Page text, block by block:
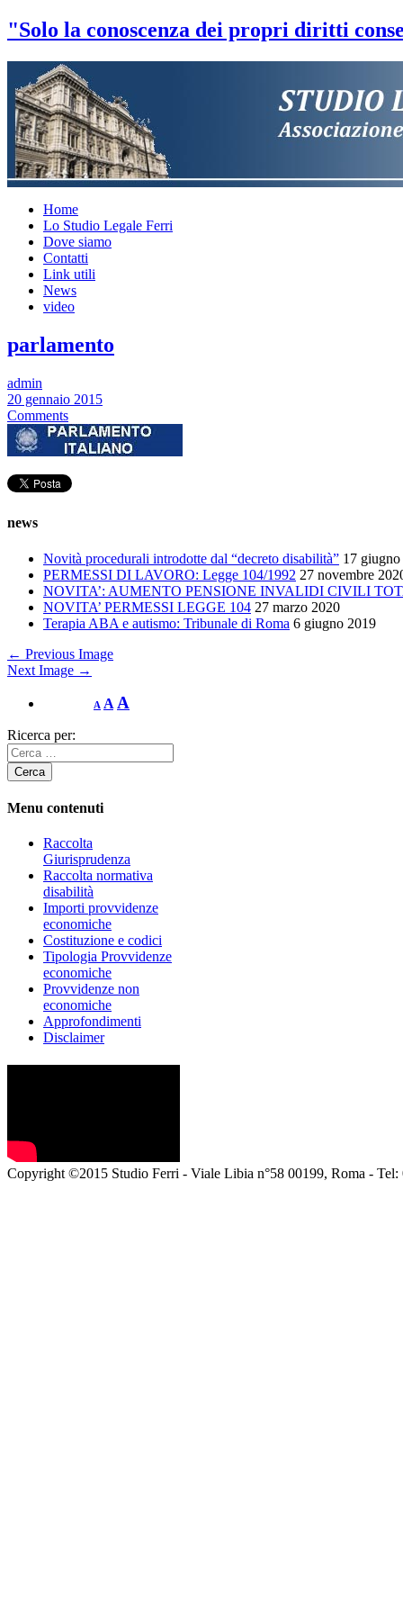
"Solo la conoscenza dei propri diritti
Home
Lo Studio Legale Ferri
Dove siamo
Contatti
Link utili
News
video
parlamento
admin
20 gennaio 2015
Comments
news
Novità procedurali introdotte dal “decreto disabilità” 17
PERMESSI DI LAVORO: Legge 104/1992 27 novembre
NOVITA’: AUMENTO PENSIONE INVALIDI CIVILI
NOVITA’ PERMESSI LEGGE 104 27 marzo 2020
Terapia ABA e autismo: Tribunale di Roma 6 giugno 2019
← Previous Image
Next Image →
A A A
Ricerca per:
Menu contenuti
Raccolta
Giurisprudenza
Raccolta normativa
disabilità
Importi provvidenze
economiche
Costituzione e codici
Tipologia Provvidenze
economiche
Provvidenze non
economiche
Approfondimenti
Disclaimer
Copyright ©2015 Studio Ferri - Viale Libia n°58 00199, Roma -